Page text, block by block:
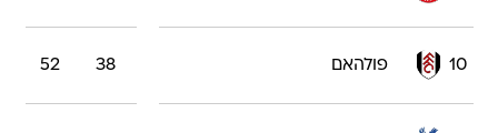
10 פולהאם 38
52